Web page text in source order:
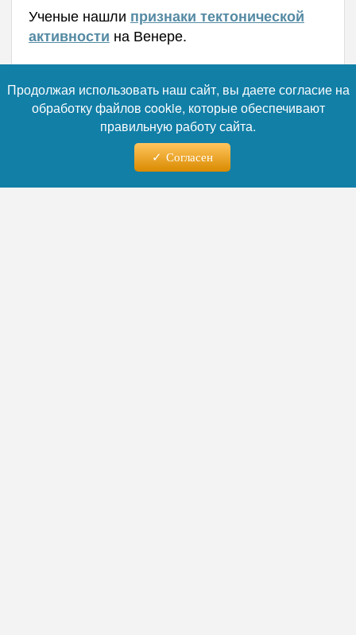
Ученые нашли признаки тектонической
активности на Венере.
Автор:Никита Орлов
Читайте нас в телеграм
Продолжая использовать наш сайт, вы даете согласие на
обработку файлов cookie, которые обеспечивают
правильную работу сайта.
Согласен